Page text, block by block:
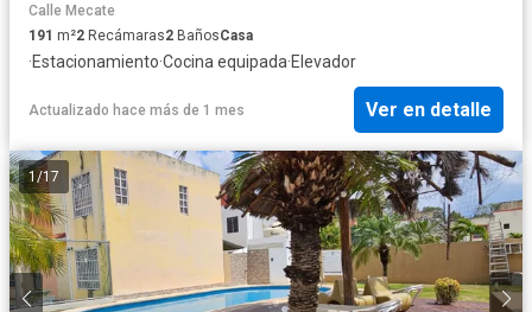
Calle Mecate
191 m²2 Recámaras2 BañosCasa
·Estacionamiento·Cocina equipada·Elevador
Actualizado hace más de 1 mes Ver en detalle
1/17